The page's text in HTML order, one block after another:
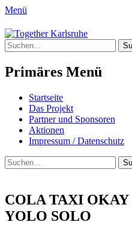
Menü
Together
Integration von
Fluchterfahrung und
Suche
nach:
Primäres Menü
Springe
zum
Inhalt
Startseite
Das Projekt
Partner und Sponsoren
Aktionen
Impressum / Datenschutz
Suchen
Suche
nach:
COLA TAXI OKAY
YOLO SOLO